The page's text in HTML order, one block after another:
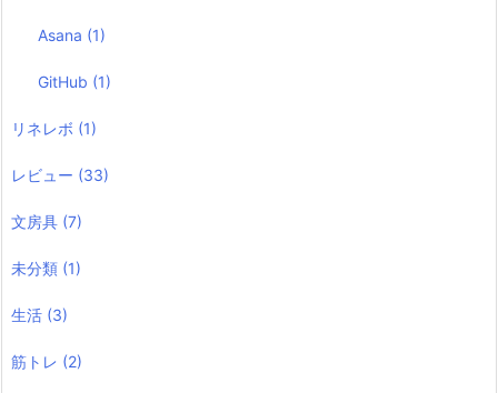
Asana (1)
GitHub (1)
リネレボ (1)
レビュー (33)
文房具 (7)
未分類 (1)
生活 (3)
筋トレ (2)